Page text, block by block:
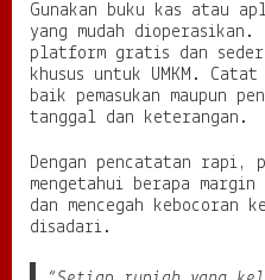
Gunakan buku kas atau
yang mudah dioperasikan.
platform gratis dan
khusus untuk UMKM.
baik pemasukan maupun
tanggal dan keterangan.
Dengan pencatatan rapi,
mengetahui berapa margin
dan mencegah kebocoran
disadari.